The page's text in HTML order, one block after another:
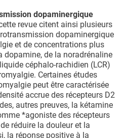
dopaminergique
revue citent ainsi plusieurs
dopaminergique
et de concentrations plus
de la noradrénaline
céphalo-rachidien (LCR)
Certaines études
peut être caractérisée
accrue des récepteurs D2
autres preuves, la kétamine
*agoniste des récepteurs
réduire la douleur et la
la réponse positive à la